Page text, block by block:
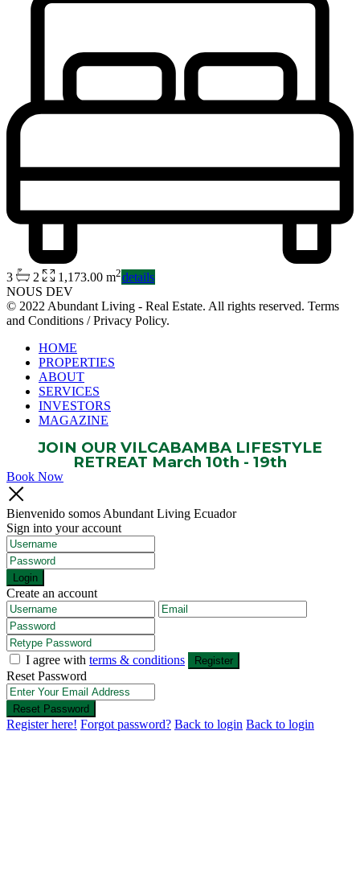
3 2 1,173.00 m2details
NOUS DEV
© 2022 Abundant Living - Real Estate. All rights reserved. Terms
and Conditions / Privacy Policy.
HOME
PROPERTIES
ABOUT
SERVICES
INVESTORS
MAGAZINE
JOIN OUR VILCABAMBA LIFESTYLE
RETREAT March 10th - 19th
Book Now
Bienvenido somos Abundant Living Ecuador
Sign into your account
Login
Create an account
I agree with terms & conditions Register
Reset Password
Reset Password
Register here! Forgot password? Back to login Back to login